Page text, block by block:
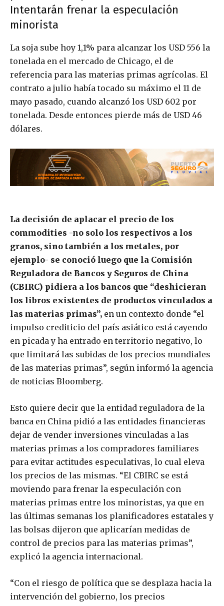
Intentarán frenar la especulación
minorista
La soja sube hoy 1,1% para alcanzar los USD 556 la
tonelada en el mercado de Chicago, el de
referencia para las materias primas agrícolas. El
contrato a julio había tocado su máximo el 11 de
mayo pasado, cuando alcanzó los USD 602 por
tonelada. Desde entonces pierde más de USD 46
dólares.
La decisión de aplacar el precio de los
commodities -no solo los respectivos a los
granos, sino también a los metales, por
ejemplo- se conoció luego que la Comisión
Reguladora de Bancos y Seguros de China
(CBIRC) pidiera a los bancos que “deshicieran
los libros existentes de productos vinculados a
las materias primas”, en un contexto donde “el
impulso crediticio del país asiático está cayendo
en picada y ha entrado en territorio negativo, lo
que limitará las subidas de los precios mundiales
de las materias primas”, según informó la agencia
de noticias Bloomberg.
Esto quiere decir que la entidad reguladora de la
banca en China pidió a las entidades financieras
dejar de vender inversiones vinculadas a las
materias primas a los compradores familiares
para evitar actitudes especulativas, lo cual eleva
los precios de las mismas. “El CBIRC se está
moviendo para frenar la especulación con
materias primas entre los minoristas, ya que en
las últimas semanas los planificadores estatales y
las bolsas dijeron que aplicarían medidas de
control de precios para las materias primas”,
explicó la agencia internacional.
“Con el riesgo de política que se desplaza hacia la
intervención del gobierno, los precios